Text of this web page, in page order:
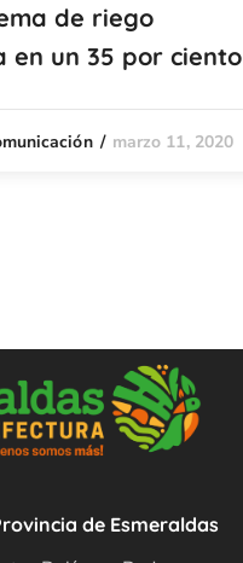
de riego
en un 35 por ciento
marzo 11, 2020
de Esmeraldas